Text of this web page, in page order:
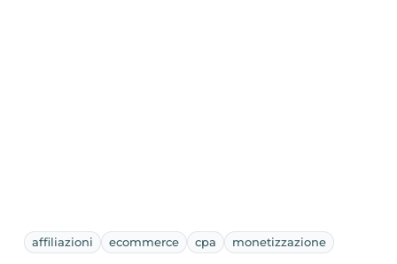
affiliazioni ecommerce cpa monetizzazione